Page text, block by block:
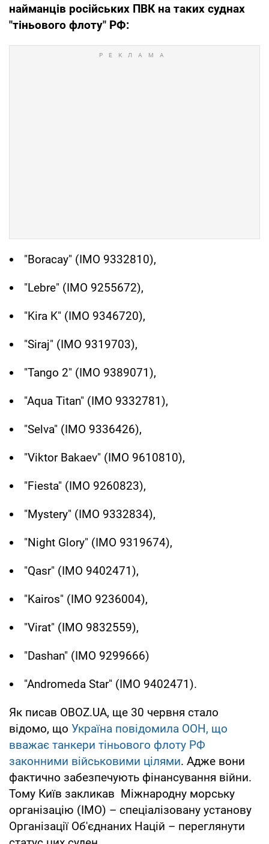
найманців російських ПВК на таких суднах
"тіньового флоту" РФ:
"Boracay" (IMO 9332810),
"Lebre" (IMO 9255672),
"Kira K" (IMO 9346720),
"Siraj" (IMO 9319703),
"Tango 2" (IMO 9389071),
"Aqua Titan" (IMO 9332781),
"Selva" (IMO 9336426),
"Viktor Bakaev" (IMO 9610810),
"Fiesta" (IMO 9260823),
"Mystery" (IMO 9332834),
"Night Glory" (IMO 9319674),
"Qasr" (IMO 9402471),
"Kairos" (IMO 9236004),
"Virat" (ІМО 9832559),
"Dashan" (ІМО 9299666)
"Andromeda Star" (ІМО 9402471).
Як писав OBOZ.UA, ще 30 червня стало
відомо, що Україна повідомила ООН, що
вважає танкери тіньового флоту РФ
законними військовими цілями. Адже вони
фактично забезпечують фінансування війни.
Тому Київ закликав Міжнародну морську
організацію (IMO) – спеціалізовану установу
Організації Об'єднаних Націй – переглянути